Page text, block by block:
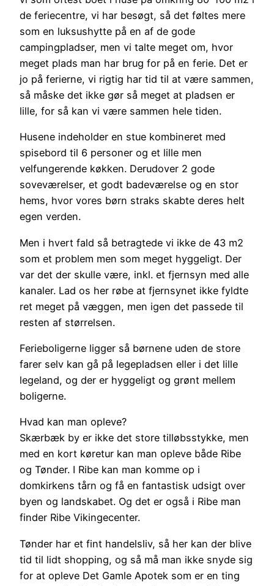
de feriecentre, vi har besøgt, så det føltes mere
som en luksushytte på en af de gode
campingpladser, men vi talte meget om, hvor
meget plads man har brug for på en ferie. Det er
jo på ferierne, vi rigtig har tid til at være sammen,
så måske det ikke gør så meget at pladsen er
lille, for så kan vi være sammen hele tiden.
Husene indeholder en stue kombineret med
spisebord til 6 personer og et lille men
velfungerende køkken. Derudover 2 gode
soveværelser, et godt badeværelse og en stor
hems, hvor vores børn straks skabte deres helt
egen verden.
Men i hvert fald så betragtede vi ikke de 43 m2
som et problem men som meget hyggeligt. Der
var det der skulle være, inkl. et fjernsyn med alle
kanaler. Lad os her røbe at fjernsynet ikke fyldte
ret meget på væggen, men igen det passede til
resten af størrelsen.
Ferieboligerne ligger så børnene uden de store
farer selv kan gå på legepladsen eller i det lille
legeland, og der er hyggeligt og grønt mellem
boligerne.
Hvad kan man opleve?
Skærbæk by er ikke det store tilløbsstykke, men
med en kort køretur kan man opleve både Ribe
og Tønder. I Ribe kan man komme op i
domkirkens tårn og få en fantastisk udsigt over
byen og landskabet. Og det er også i Ribe man
finder Ribe Vikingecenter.
Tønder har et fint handelsliv, så her kan der blive
tid til lidt shopping, og så må man ikke snyde sig
for at opleve Det Gamle Apotek som er en ting